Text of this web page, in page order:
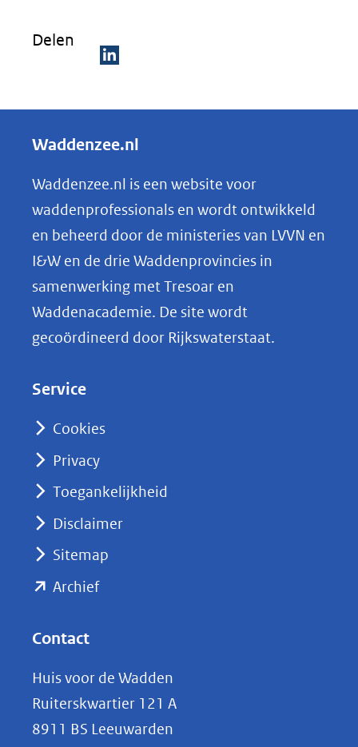
Delen
e
e
n
o
p
k
e
nieuw
naar
Waddenzee.nl
Waddenzee.nl is een website voor
waddenprofessionals en wordt ontwikkeld
en beheerd door de ministeries van LVVN en
I&W en de drie Waddenprovincies in
samenwerking met Tresoar en
Waddenacademie. De site wordt
gecoördineerd door Rijkswaterstaat.
Service
Cookies
Privacy
Toegankelijkheid
Disclaimer
Sitemap
Archief(opent
(verwijst
naar
een
Contact
Huis voor de Wadden
Ruiterskwartier 121 A
8911 BS Leeuwarden